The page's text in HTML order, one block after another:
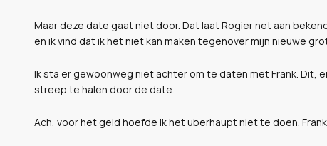
Maar deze date gaat niet door. Dat laat Rogier net aan
en ik vind dat ik het niet kan maken tegenover mijn nieuwe
Ik sta er gewoonweg niet achter om te daten met Frank. Dit,
streep te halen door de date.
Ach, voor het geld hoefde ik het uberhaupt niet te doen.